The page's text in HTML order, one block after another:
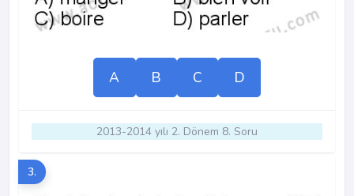
A B C D
2013-2014 yılı 2. Dönem 8. Soru
3.